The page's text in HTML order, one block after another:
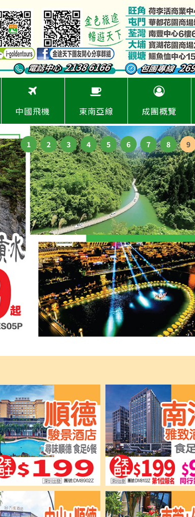
中國飛機 東南亞線 成團概覽
1 2 3 4 5 6 7 8 9